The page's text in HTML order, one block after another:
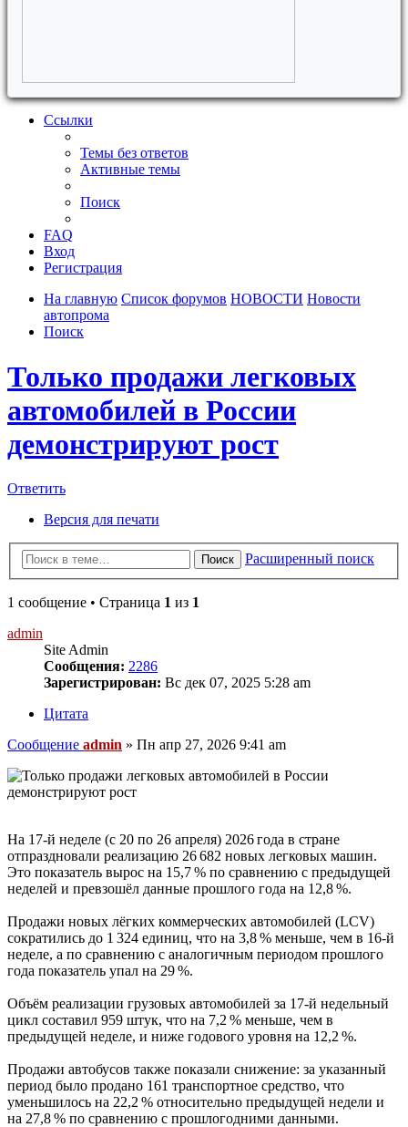
Ссылки
Темы без ответов
Активные темы
Поиск
FAQ
Вход
Регистрация
На главную Список форумов НОВОСТИ Новости
автопрома
Поиск
Только продажи легковых
автомобилей в России
демонстрируют рост
Ответить
Версия для печати
Поиск Расширенный поиск
1 сообщение • Страница 1 из 1
admin
Site Admin
Сообщения: 2286
Зарегистрирован: Вс дек 07, 2025 5:28 am
Цитата
Сообщение admin » Пн апр 27, 2026 9:41 am
На 17‑й неделе (с 20 по 26 апреля) 2026 года в стране
отпраздновали реализацию 26 682 новых легковых машин.
Это показатель вырос на 15,7 % по сравнению с предыдущей
неделей и превзошёл данные прошлого года на 12,8 %.
Продажи новых лёгких коммерческих автомобилей (LCV)
сократились до 1 324 единиц, что на 3,8 % меньше, чем в 16‑й
неделе, а по сравнению с аналогичным периодом прошлого
года показатель упал на 29 %.
Объём реализации грузовых автомобилей за 17‑й недельный
цикл составил 959 штук, что на 7,2 % меньше, чем в
предыдущей неделе, и ниже годового уровня на 12,2 %.
Продажи автобусов также показали снижение: за указанный
период было продано 161 транспортное средство, что
уменьшилось на 22,2 % относительно предыдущей недели и
на 27,8 % по сравнению с прошлогодними данными.